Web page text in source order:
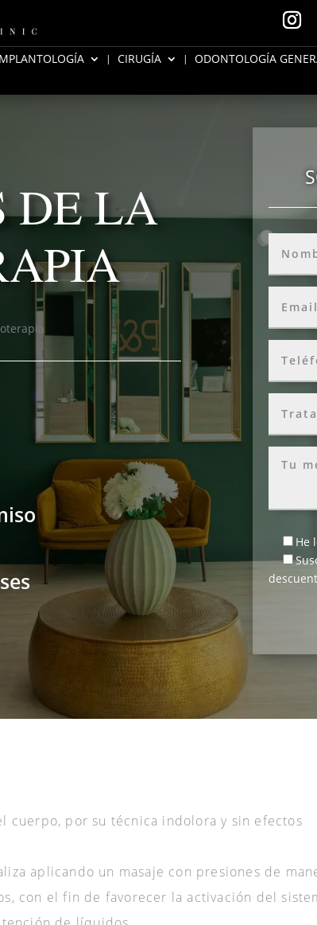
CIRUGÍA ODONTOLOGÍA
DE LA
He
cuerpo, por su técnica indolora y sin efectos
aplicando un masaje con presiones de
con el fin de favorecer la activación del